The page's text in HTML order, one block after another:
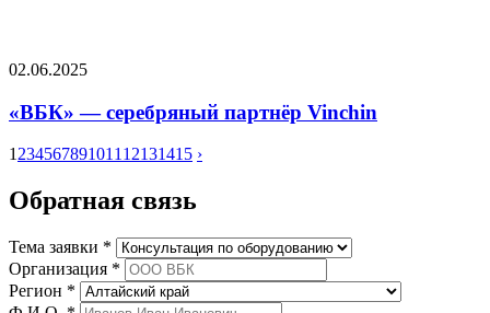
02.06.2025
«ВБК» — серебряный партнёр Vinchin
1 234567891011 12131415 ›
Обратная связь
Тема заявки *
Организация *
Регион *